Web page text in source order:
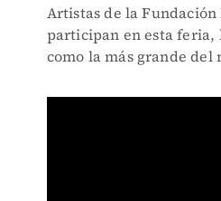
Artistas de la
participan en esta feria,
como la más grande del